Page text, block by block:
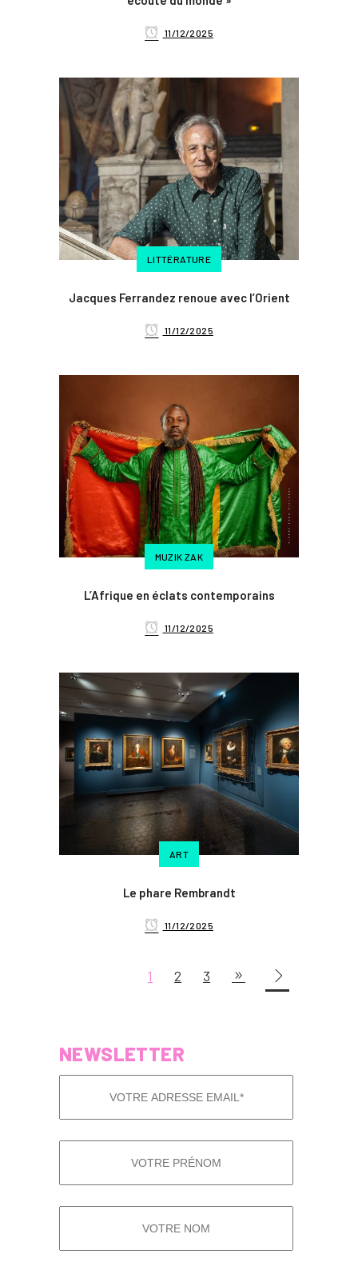
11/12/2025
LITTÉRATURE
Jacques Ferrandez renoue avec l’Orient
11/12/2025
MUZIK ZAK
L’Afrique en éclats contemporains
11/12/2025
ART
Le phare Rembrandt
11/12/2025
1 2 3
NEWSLETTER